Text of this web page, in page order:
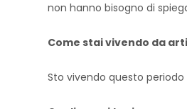
non hanno bisogno di
Come stai vivendo da
Sto vivendo questo